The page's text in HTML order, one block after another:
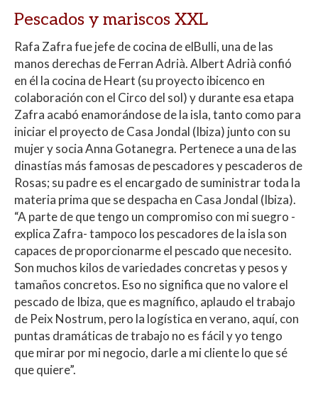
Pescados y mariscos XXL
Rafa Zafra fue jefe de cocina de elBulli, una de las
manos derechas de Ferran Adrià. Albert Adrià confió
en él la cocina de Heart (su proyecto ibicenco en
colaboración con el Circo del sol) y durante esa etapa
Zafra acabó enamorándose de la isla, tanto como para
iniciar el proyecto de Casa Jondal (Ibiza) junto con su
mujer y socia Anna Gotanegra. Pertenece a una de las
dinastías más famosas de pescadores y pescaderos de
Rosas; su padre es el encargado de suministrar toda la
materia prima que se despacha en Casa Jondal (Ibiza).
“A parte de que tengo un compromiso con mi suegro -
explica Zafra- tampoco los pescadores de la isla son
capaces de proporcionarme el pescado que necesito.
Son muchos kilos de variedades concretas y pesos y
tamaños concretos. Eso no significa que no valore el
pescado de Ibiza, que es magnífico, aplaudo el trabajo
de Peix Nostrum, pero la logística en verano, aquí, con
puntas dramáticas de trabajo no es fácil y yo tengo
que mirar por mi negocio, darle a mi cliente lo que sé
que quiere”.